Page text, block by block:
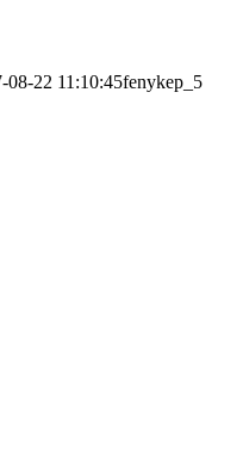
08-22 11:10:45fenykep_5